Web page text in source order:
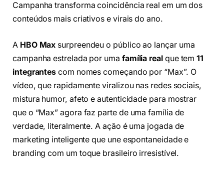
Campanha transforma coincidência real em um dos
conteúdos mais criativos e virais do ano.
A HBO Max surpreendeu o público ao lançar uma
campanha estrelada por uma família realque tem11
integrantes com nomes começando por “Max”. O
vídeo, que rapidamente viralizou nas redes sociais,
mistura humor, afeto e autenticidade para mostrar
que o “Max” agora faz parte de uma família de
verdade, literalmente. A ação é uma jogada de
marketing inteligente que une espontaneidade e
branding com um toque brasileiro irresistível.